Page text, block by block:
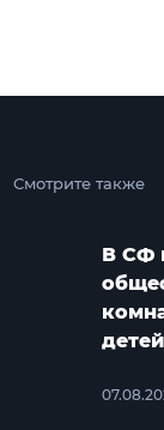
Смотрите также
В СФ
детей